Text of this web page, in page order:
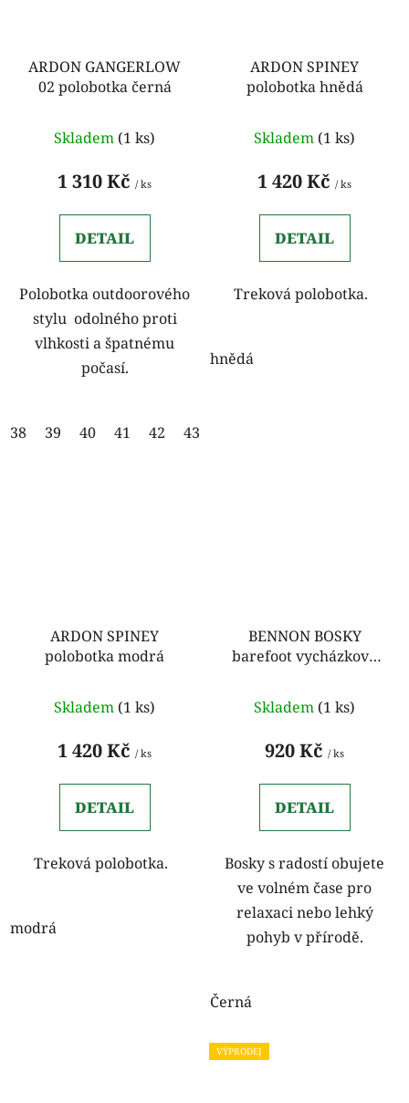
ARDON GANGERLOW
02 polobotka černá
Skladem (1 ks)
1 310 Kč / ks
DETAIL
Polobotka outdoorového
stylu odolného proti
vlhkosti a špatnému
počasí.
38 39 40 41 42 43
ARDON SPINEY
polobotka hnědá
Skladem (1 ks)
1 420 Kč / ks
DETAIL
Treková polobotka.
hnědá
ARDON SPINEY
polobotka modrá
Skladem (1 ks)
1 420 Kč / ks
DETAIL
Treková polobotka.
modrá
BENNON BOSKY
barefoot vycházková
Skladem (1 ks)
920 Kč / ks
DETAIL
Bosky s radostí obujete
ve volném čase pro
relaxaci nebo lehký
pohyb v přírodě.
Černá
VÝPRODEJ